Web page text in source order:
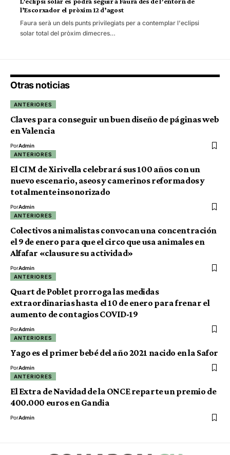
l’Escorxador el pròxim 12 d’agost
Faura serà un dels punts privilegiats per a contemplar l'eclipsi
solar total del pròxim dimecres…
Otras noticias
ANTERIORES
Claves para conseguir un buen diseño de páginas web
en Valencia
PorAdmin
ANTERIORES
El CIM de Xirivella celebrará sus 100 años con un
nuevo escenario, aseos y camerinos reformados y
totalmente insonorizado
PorAdmin
ANTERIORES
Colectivos animalistas convocan una concentración
el 9 de enero para que el circo que usa animales en
Alfafar «clausure su actividad»
PorAdmin
ANTERIORES
Quart de Poblet prorroga las medidas
extraordinarias hasta el 10 de enero para frenar el
aumento de contagios COVID-19
PorAdmin
ANTERIORES
Yago es el primer bebé del año 2021 nacido en la Safor
PorAdmin
ANTERIORES
El Extra de Navidad de la ONCE reparte un premio de
400.000 euros en Gandia
PorAdmin